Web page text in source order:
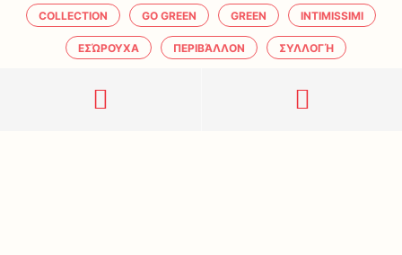
COLLECTION GO GREEN GREEN INTIMISSIMI
ΕΣΏΡΟΥΧΑ ΠΕΡΙΒΆΛΛΟΝ ΣΥΛΛΟΓΉ